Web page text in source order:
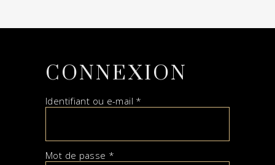
CONNEXION
Identifiant ou e-mail *
Mot de passe *